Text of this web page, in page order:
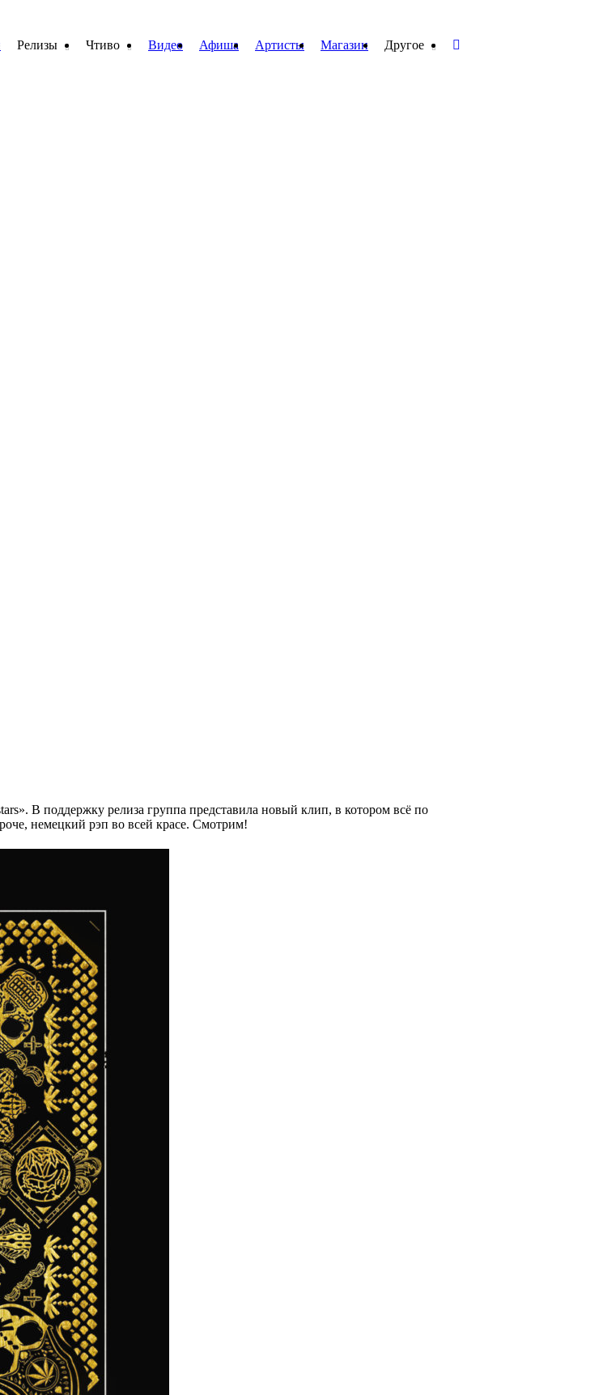
Релизы Чтиво Видео Афиша Артисты Магазин Другое
В поддержку релиза группа представила новый клип, в котором всё по
немецкий рэп во всей красе. Смотрим!